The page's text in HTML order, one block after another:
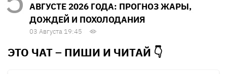
АВГУСТЕ 2026 ГОДА: ПРОГНОЗ ЖАРЫ,
ДОЖДЕЙ И ПОХОЛОДАНИЯ
03 Августа 19:45
ЭТО ЧАТ – ПИШИ И ЧИТАЙ 👇